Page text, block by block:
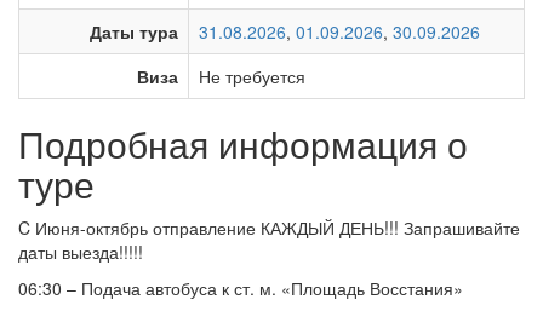
Даты тура
31.08.2026, 01.09.2026, 30.09.2026
Виза
Не требуется
Подробная информация о
туре
C Июня-октябрь отправление КАЖДЫЙ ДЕНЬ!!! Запрашивайте
даты выезда!!!!!
06:30 – Подача автобуса к ст. м. «Площадь Восстания»